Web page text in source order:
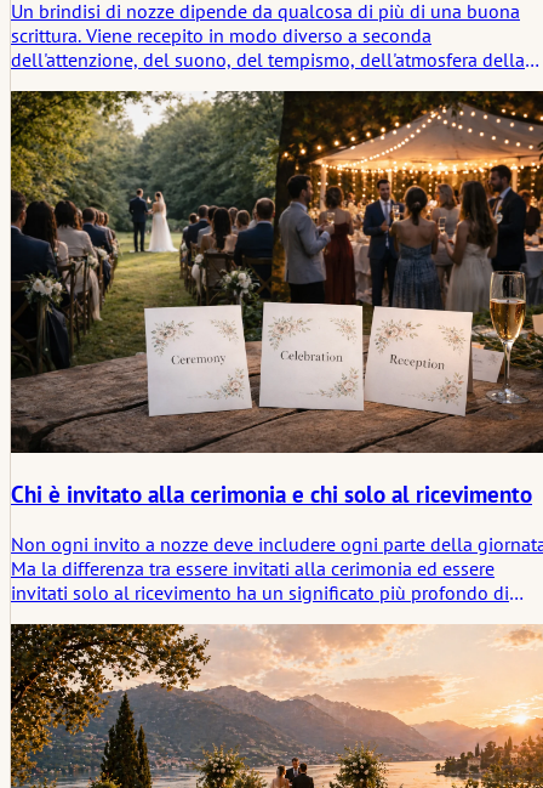
Un brindisi di nozze dipende da qualcosa di più di una buona
scrittura. Viene recepito in modo diverso a seconda
dell'attenzione, del suono, del tempismo, dell'atmosfera della
lo sta sostenendo o lo sta lasciando solo.
Chi è invitato alla cerimonia e chi solo al ricevimento
Non ogni invito a nozze deve includere ogni parte della
Ma la differenza tra essere invitati alla cerimonia ed essere
invitati solo al ricevimento ha un significato più profondo di
esamina come fare tale distinzione in modo chiaro, elegante e
un modo che si adatti sia al peso rituale della cerimonia sia alla
realtà sociale del ricevimento.